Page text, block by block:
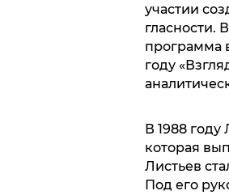
участии
гласности.
программа
году
В 1988
которая
Листьев
Под его